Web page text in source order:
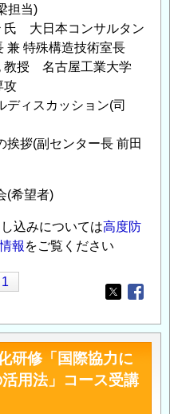
担当)
コンサルタン
兼 特殊構造技術室長
屋工業大学
攻
ィスカッション(司
拶(副センター長 前田
希望者)
込みについては高度防
報 をご覧ください
Opens in
修「国際協力に
用法」コース受講